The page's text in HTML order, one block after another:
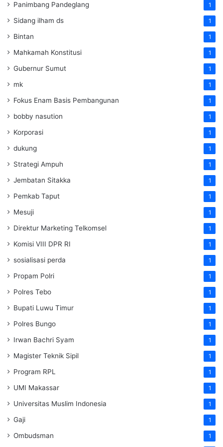
Panimbang Pandeglang 1
Sidang ilham ds 1
Bintan 1
Mahkamah Konstitusi 1
Gubernur Sumut 1
mk 1
Fokus Enam Basis Pembangunan 1
bobby nasution 1
Korporasi 1
dukung 1
Strategi Ampuh 1
Jembatan Sitakka 1
Pemkab Taput 1
Mesuji 1
Direktur Marketing Telkomsel 1
Komisi VIII DPR RI 1
sosialisasi perda 1
Propam Polri 1
Polres Tebo 1
Bupati Luwu Timur 1
Polres Bungo 1
Irwan Bachri Syam 1
Magister Teknik Sipil 1
Program RPL 1
UMI Makassar 1
Universitas Muslim Indonesia 1
Gaji 1
Ombudsman 1